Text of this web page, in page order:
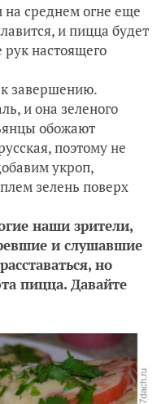
среднем огне еще
и пицца будет
настоящего
завершению.
и она зеленого
обожают
поэтому не
укроп,
зелень поверх
наши зрители,
и слушавшие
но
пицца. Давайте